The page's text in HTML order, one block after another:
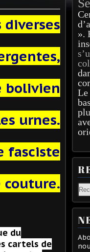
diverses
bolivien
urnes.
fasciste
couture.
du
cartels de
».
Le